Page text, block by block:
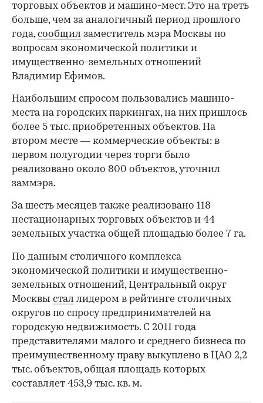
торговых объектов и машино-мест. Это на треть
больше, чем за аналогичный период прошлого
года,сообщил заместитель мэра Москвы по
вопросам экономической политики и
имущественно-земельных отношений
Владимир Ефимов.
Наибольшим спросом пользовались машино-
места на городских паркингах, на них пришлось
более 5 тыс. приобретенных объектов. На
втором месте — коммерческие объекты: в
первом полугодии через торги было
реализовано около 800 объектов, уточнил
заммэра.
За шесть месяцев также реализовано 118
нестационарных торговых объектов и 44
земельных участка общей площадью более 7 га.
По данным столичного комплекса
экономической политики и имущественно-
земельных отношений, Центральный округ
Москвы стал лидером в рейтинге столичных
округов по спросу предпринимателей на
городскую недвижимость. С 2011 года
представителями малого и среднего бизнеса по
преимущественному праву выкуплено в ЦАО 2,2
тыс. объектов, общая площадь которых
составляет 453,9 тыс. кв. м.